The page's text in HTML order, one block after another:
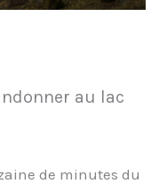
au lac
de minutes du